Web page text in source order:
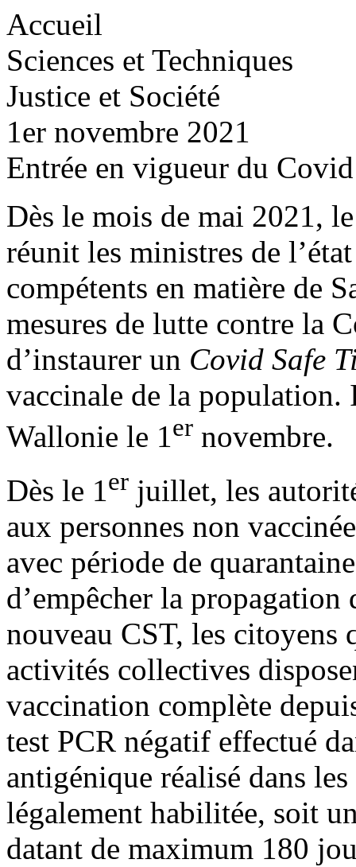
Accueil
Sciences et Techniques
Justice et Société
1er novembre 2021
Entrée en vigueur du
Dès le mois de mai 2021,
réunit les ministres de
compétents en matière de
mesures de lutte contre la
d’instaurer un Covid Safe
vaccinale de la
Wallonie le 1er novembre.
Dès le 1er juillet, les
aux personnes non
avec période de
d’empêcher la
nouveau CST, les citoyens
activités collectives
vaccination complète
test PCR négatif effectué
antigénique réalisé dans
légalement habilitée, soit
datant de maximum 180